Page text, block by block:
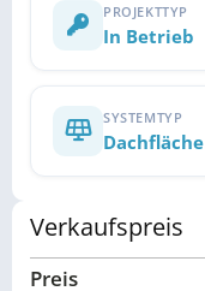
PROJEKTTYP
In Betrieb
SYSTEMTYP
Dachfläche
Verkaufspreis
Preis